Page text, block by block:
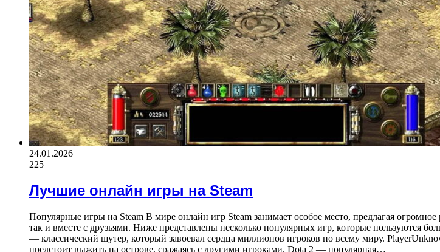
24.01.2026
225
Лучшие онлайн игры на Steam
Популярные игры на Steam В мире онлайн игр Steam занимает особое место, предлагая
так и вместе с друзьями. Ниже представлены несколько популярных игр, которые пользуются
— классический шутер, который завоевал сердца миллионов игроков по всему миру.
предстоит выжить на острове, сражаясь с другими игроками. Dota 2 — популярная…